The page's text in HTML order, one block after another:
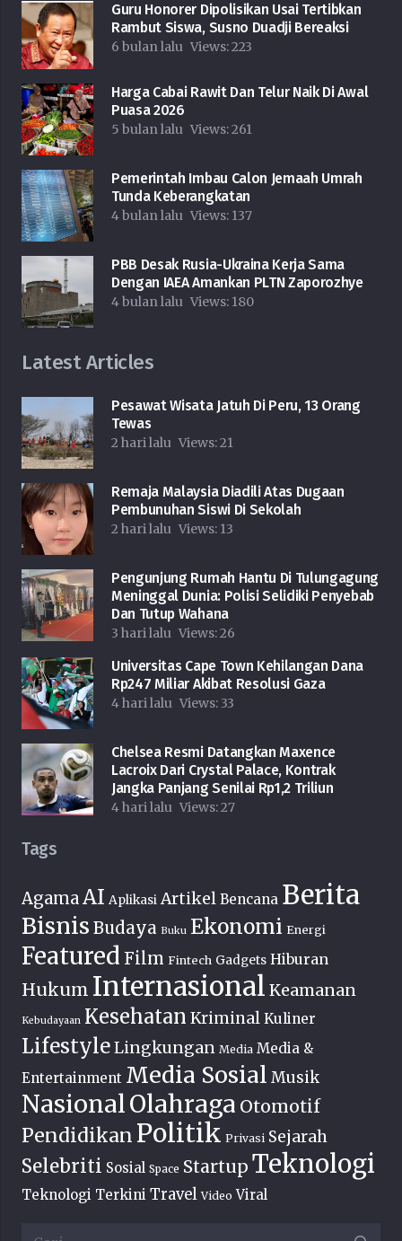
Guru Honorer Dipolisikan Usai Tertibkan
Rambut Siswa, Susno Duadji Bereaksi
6 bulan lalu Views:223
Harga Cabai Rawit Dan Telur Naik Di Awal
Puasa 2026
5 bulan lalu Views:261
Pemerintah Imbau Calon Jemaah Umrah
Tunda Keberangkatan
4 bulan lalu Views: 137
PBB Desak Rusia-Ukraina Kerja Sama
Dengan IAEA Amankan PLTN Zaporozhye
4 bulan lalu Views: 180
Latest Articles
Pesawat Wisata Jatuh Di Peru, 13 Orang
Tewas
2 hari lalu Views:21
Remaja Malaysia Diadili Atas Dugaan
Pembunuhan Siswi Di Sekolah
2 hari lalu Views: 13
Pengunjung Rumah Hantu Di Tulungagung
Meninggal Dunia: Polisi Selidiki Penyebab
Dan Tutup Wahana
3 hari lalu Views:26
Universitas Cape Town Kehilangan Dana
Rp247 Miliar Akibat Resolusi Gaza
4 hari lalu Views: 33
Chelsea Resmi Datangkan Maxence
Lacroix Dari Crystal Palace, Kontrak
Jangka Panjang Senilai Rp1,2 Triliun
4 hari lalu Views:27
Tags
AgamaAI Aplikasi Artikel Bencana Berita
Bisnis Budaya Buku Ekonomi Energi
Featured Film Fintech Gadgets Hiburan
Hukum Internasional Keamanan
Kebudayaan Kesehatan Kriminal Kuliner
LifestyleLingkungan Media Media &
Entertainment Media Sosial Musik
NasionalOlahraga Otomotif
Pendidikan Politik Privasi Sejarah
Selebriti Sosial Space Startup Teknologi
Teknologi Terkini Travel Video Viral
Cari